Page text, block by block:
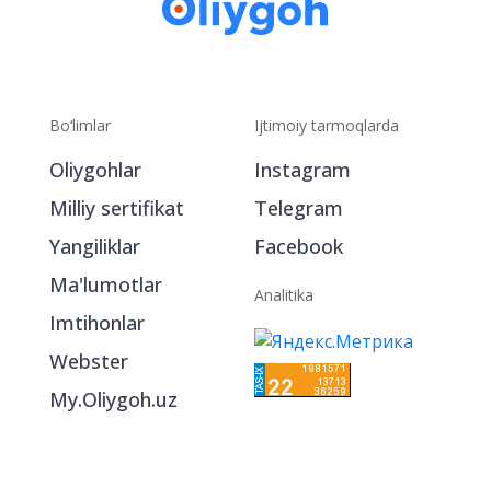
Bo‘limlar
Oliygohlar
Milliy sertifikat
Yangiliklar
Ma'lumotlar
Imtihonlar
Webster
My.Oliygoh.uz
Ijtimoiy tarmoqlarda
Instagram
Telegram
Facebook
Analitika